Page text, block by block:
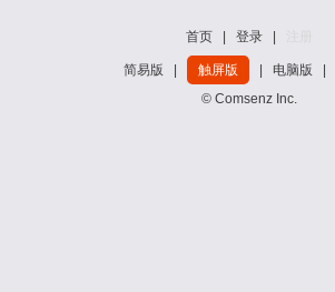
首页 登录
简易版 触屏版 电脑版
© Comsenz Inc.